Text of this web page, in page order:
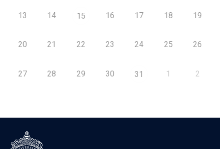
13 14 15 16 17 18 19
20 21 22 23 24 25 26
27 28 29 30 31 1 2